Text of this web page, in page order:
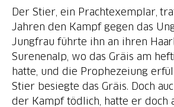
Der Stier, ein Prachtexemplar,
Jahren den Kampf gegen das
Jungfrau führte ihn an ihren
Surenenalp, wo das Gräis am
hatte, und die Prophezeiung
Stier besiegte das Gräis. Doch
der Kampf tödlich, hatte er doch